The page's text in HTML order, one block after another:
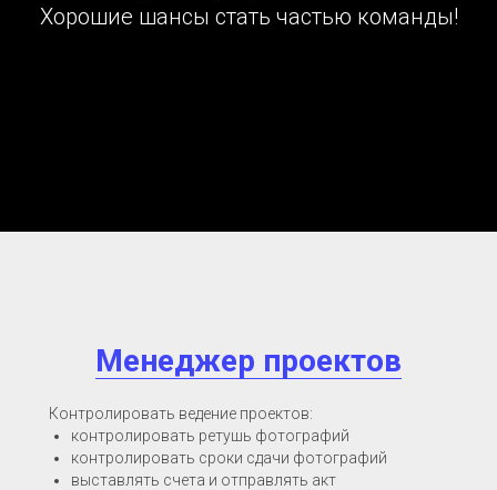
Хорошие шансы стать частью команды!
Менеджер проектов
Контролировать ведение проектов:
контролировать ретушь фотографий
контролировать сроки сдачи фотографий
выставлять счета и отправлять акт